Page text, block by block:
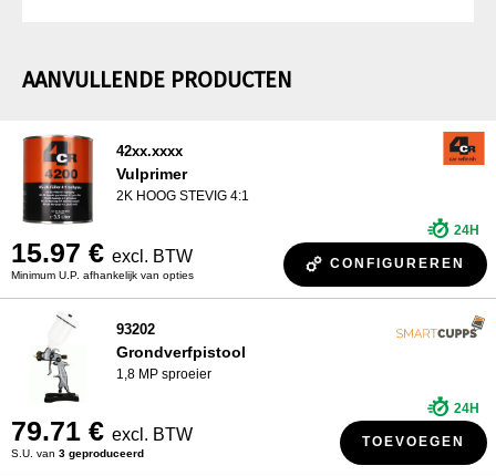
AANVULLENDE PRODUCTEN
42xx.xxxx
Vulprimer
2K HOOG STEVIG 4:1
15.97 € excl. BTW
Minimum U.P. afhankelijk van opties
24H
CONFIGUREREN
93202
Grondverfpistool
1,8 MP sproeier
79.71 € excl. BTW
S.U. van 3 geproduceerd
24H
TOEVOEGEN